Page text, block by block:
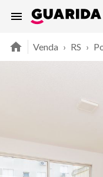
Venda › RS ›